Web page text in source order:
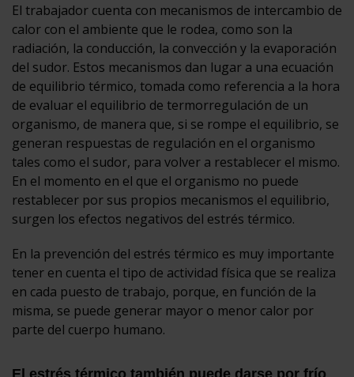
El trabajador cuenta con mecanismos de intercambio de
calor con el ambiente que le rodea, como son la
radiación, la conducción, la convección y la evaporación
del sudor. Estos mecanismos dan lugar a una ecuación
de equilibrio térmico, tomada como referencia a la hora
de evaluar el equilibrio de termorregulación de un
organismo, de manera que, si se rompe el equilibrio, se
generan respuestas de regulación en el organismo
tales como el sudor, para volver a restablecer el mismo.
En el momento en el que el organismo no puede
restablecer por sus propios mecanismos el equilibrio,
surgen los efectos negativos del estrés térmico.
En la prevención del estrés térmico es muy importante
tener en cuenta el tipo de actividad física que se realiza
en cada puesto de trabajo, porque, en función de la
misma, se puede generar mayor o menor calor por
parte del cuerpo humano.
El estrés térmico también puede darse por frío